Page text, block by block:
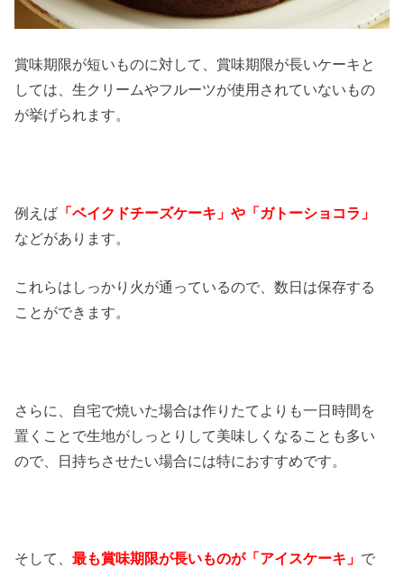
賞味期限が短いものに対して、賞味期限が長いケーキと
しては、生クリームやフルーツが使用されていないもの
が挙げられます。
例えば 「ベイクドチーズケーキ」や「ガトーショコラ」
などがあります。
これらはしっかり火が通っているので、数日は保存する
ことができます。
さらに、自宅で焼いた場合は作りたてよりも一日時間を
置くことで生地がしっとりして美味しくなることも多い
ので、日持ちさせたい場合には特におすすめです。
そして、最も賞味期限が長いものが「アイスケーキ」 で